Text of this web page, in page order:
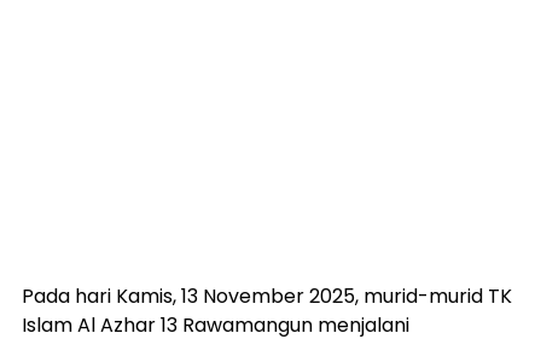
Pada hari Kamis, 13 November 2025, murid-murid TK
Islam Al Azhar 13 Rawamangun menjalani